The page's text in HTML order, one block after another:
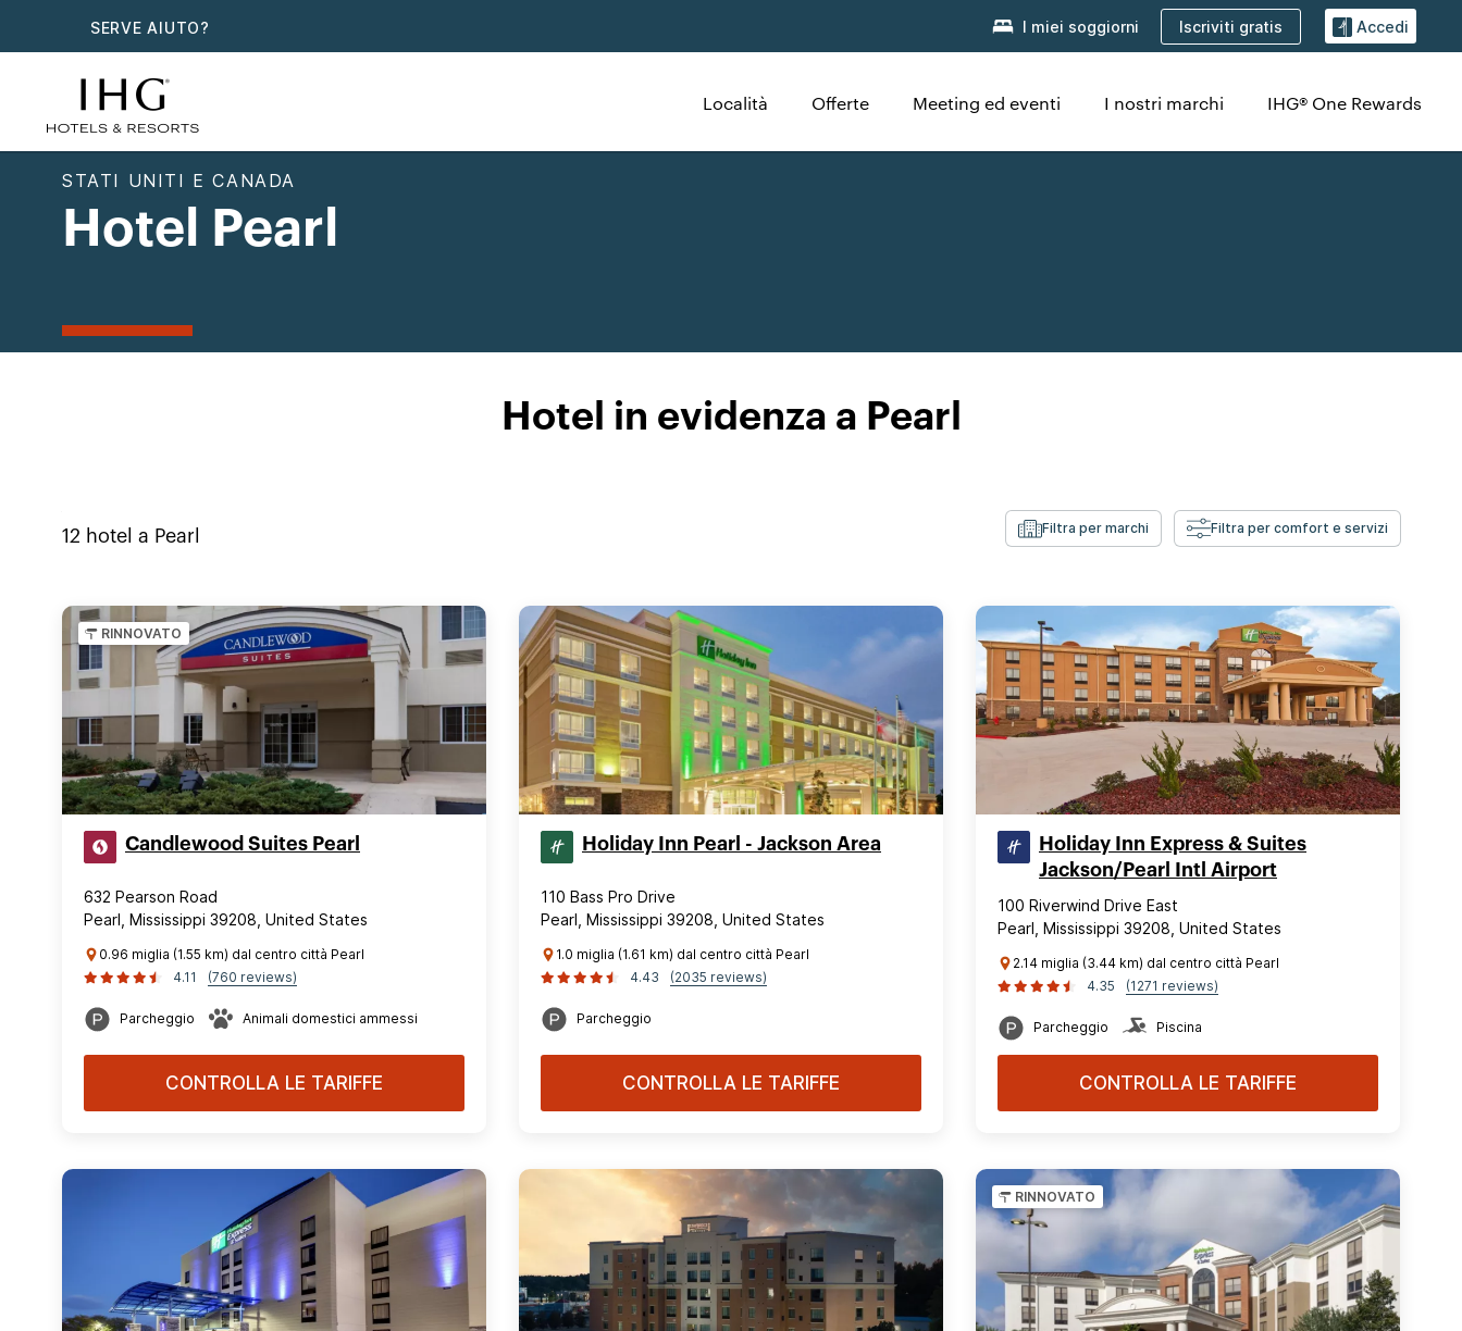
SERVE AIUTO? I miei soggiorni Iscriviti gratis Accedi
Località Offerte Meeting ed eventi I nostri marchi IHG® One Rewards
STATI UNITI E CANADA
Hotel Pearl
Hotel in evidenza a Pearl
12 hotel a Pearl Filtra per marchi Filtra per comfort e servizi
RINNOVATO
Candlewood Suites Pearl
632 Pearson Road
Pearl, Mississippi 39208, United States
0.96 miglia (1.55 km) dal centro città Pearl
4.11
(760 reviews)
Parcheggio Animali domestici ammessi
CONTROLLA LE TARIFFE
Holiday Inn Pearl - Jackson Area
110 Bass Pro Drive
Pearl, Mississippi 39208, United States
1.0 miglia (1.61 km) dal centro città Pearl
4.43
(2035 reviews)
Parcheggio
CONTROLLA LE TARIFFE
Holiday Inn Express & Suites
Jackson/Pearl Intl Airport
100 Riverwind Drive East
Pearl, Mississippi 39208, United States
2.14 miglia (3.44 km) dal centro città Pearl
4.35
(1271 reviews)
Parcheggio Piscina
CONTROLLA LE TARIFFE
RINNOVATO